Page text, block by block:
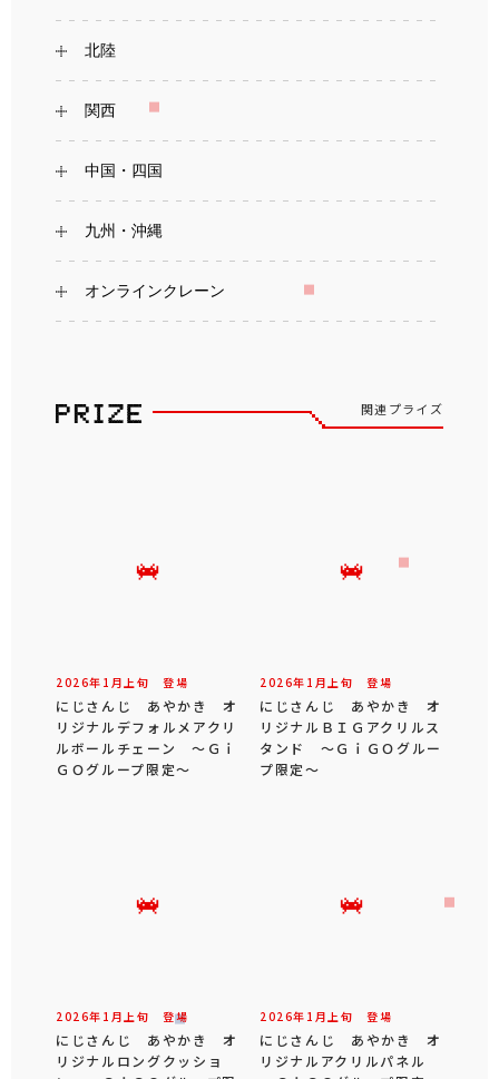
北陸
関西
中国・四国
九州・沖縄
オンラインクレーン
関連プライズ
2026年 1 月 上旬 登場
にじさんじ あやかき オ
リジナルデフォルメアクリ
ルボールチェーン ～Ｇｉ
ＧＯグループ限定～
2026年 1 月 上旬 登場
にじさんじ あやかき オ
リジナルＢＩＧアクリルス
タンド ～ＧｉＧＯグルー
プ限定～
2026年 1 月 上旬 登場
にじさんじ あやかき オ
リジナルロングクッショ
2026年 1 月 上旬 登場
にじさんじ あやかき オ
リジナルアクリルパネル